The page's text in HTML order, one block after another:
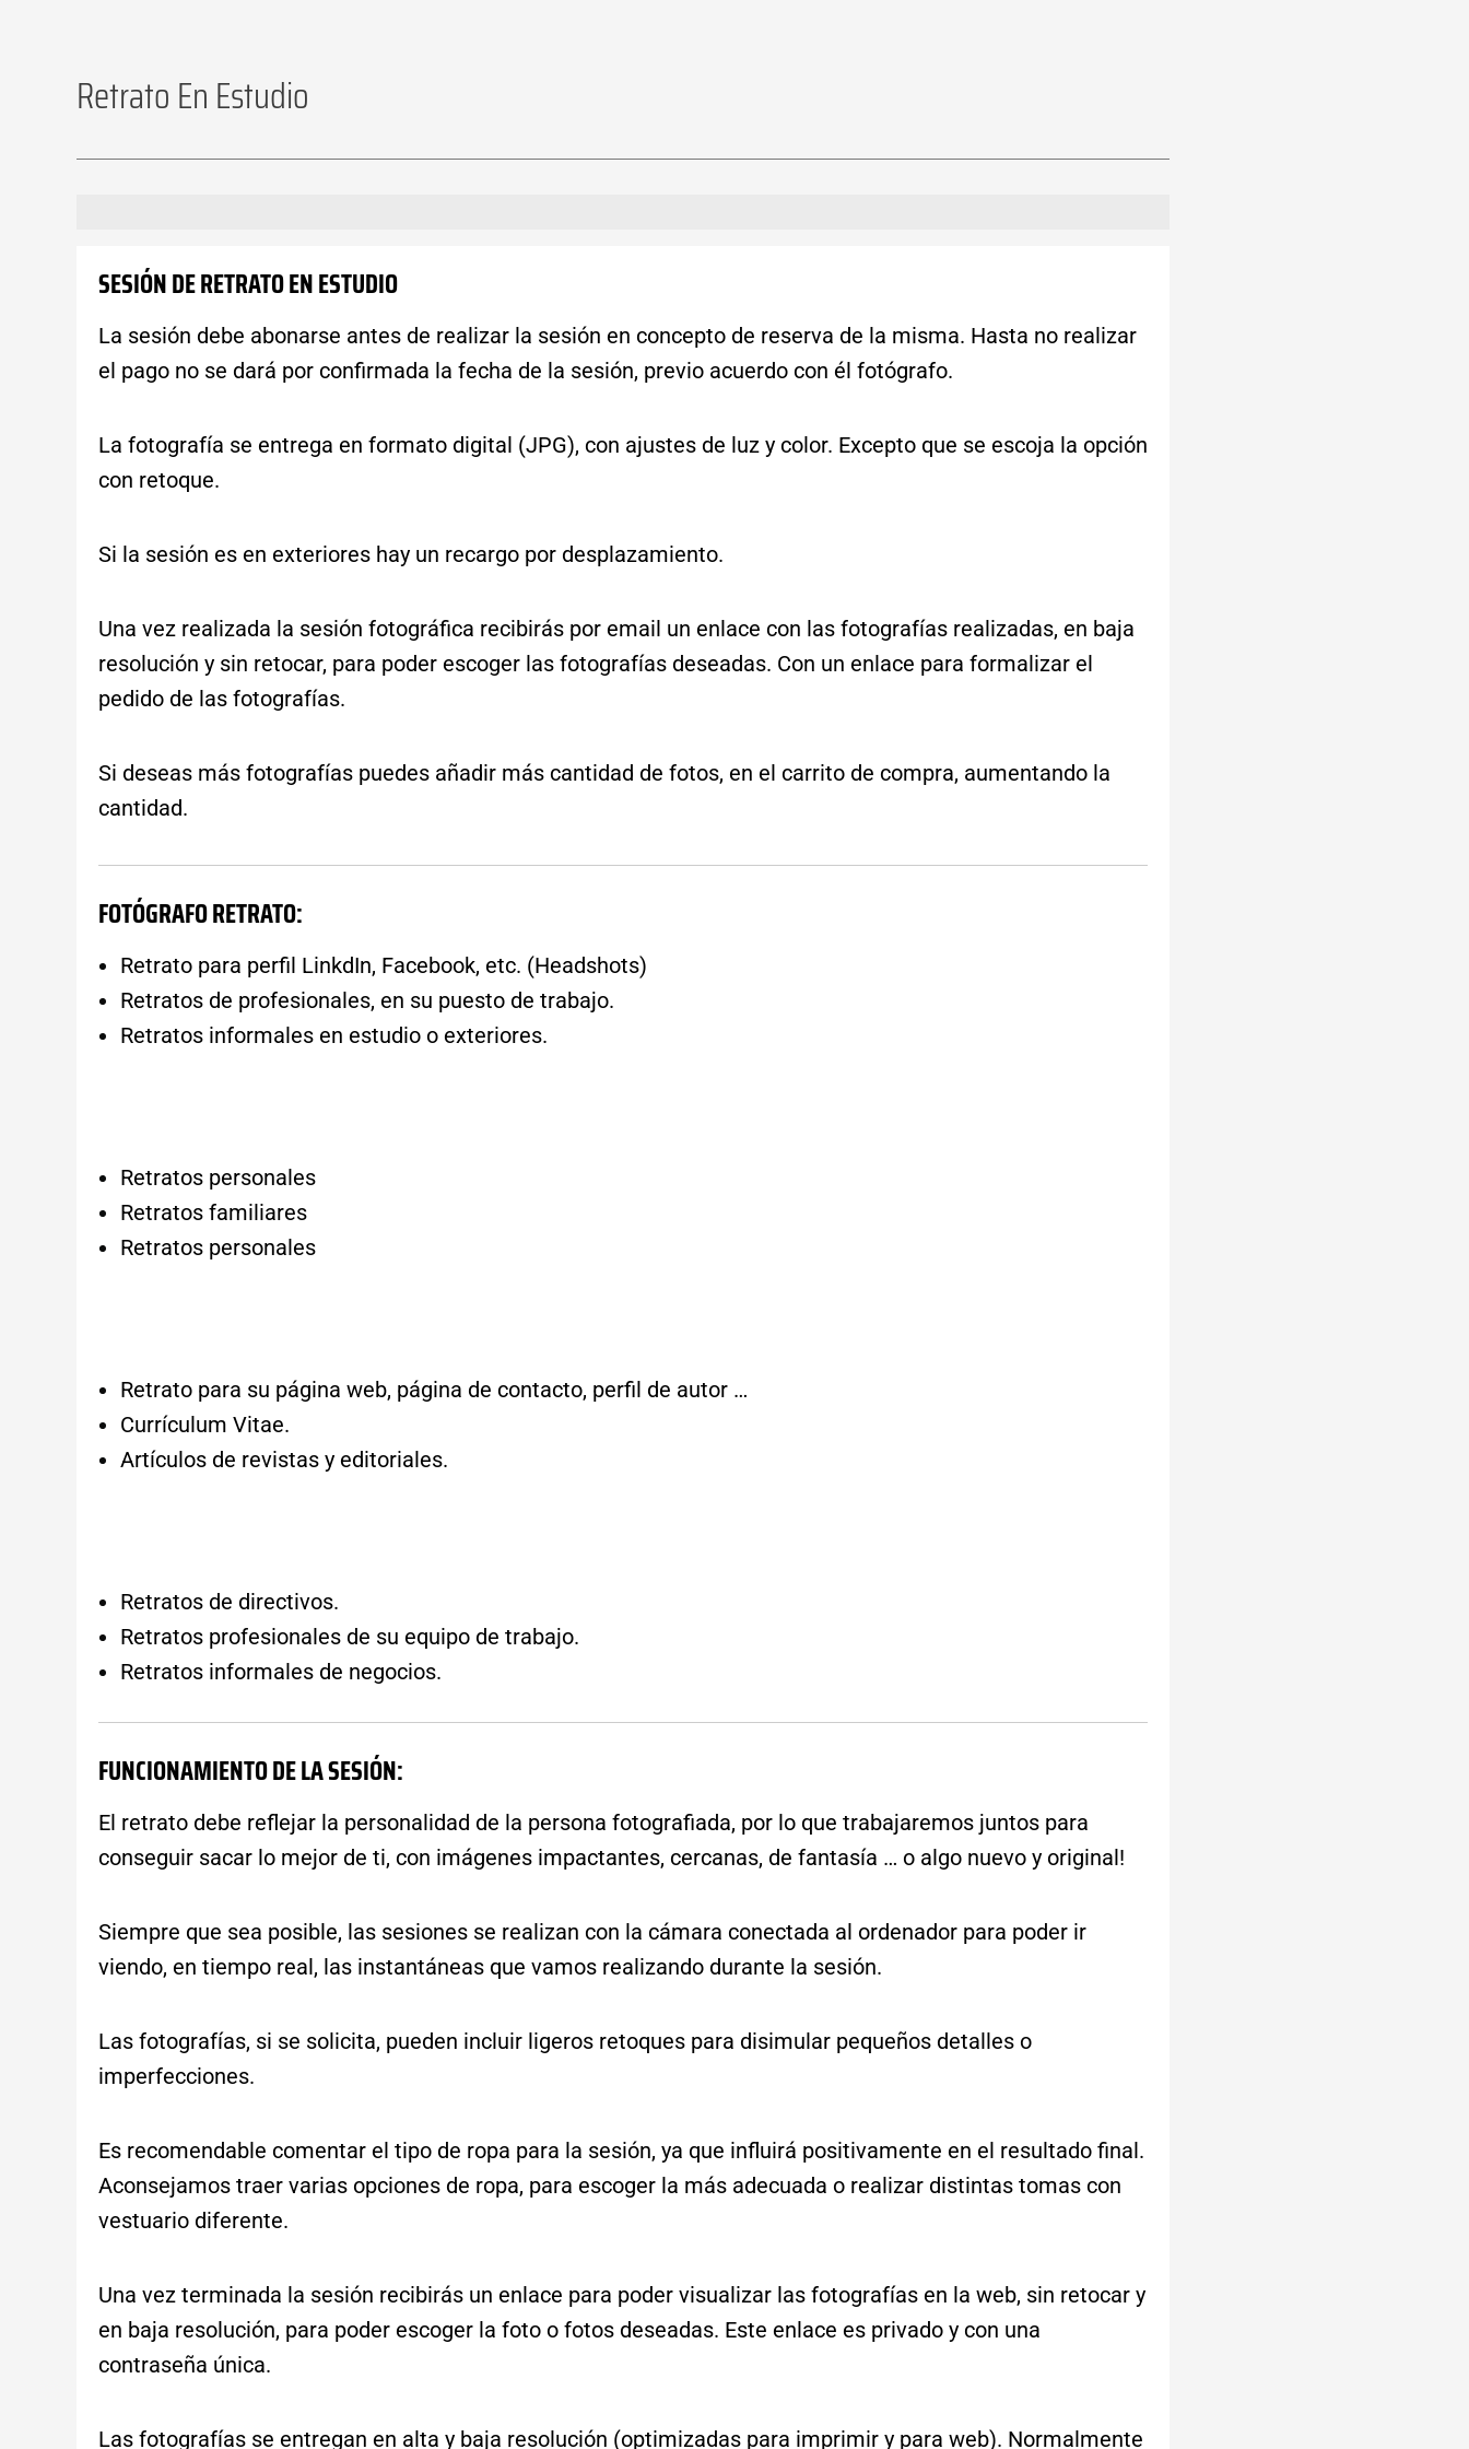
Retrato En Estudio
SESIÓN DE RETRATO EN ESTUDIO
La sesión debe abonarse antes de realizar la sesión en concepto de reserva de la misma. Hasta no realizar
el pago no se dará por confirmada la fecha de la sesión, previo acuerdo con él fotógrafo.
La fotografía se entrega en formato digital (JPG), con ajustes de luz y color. Excepto que se escoja la opción
con retoque.
Si la sesión es en exteriores hay un recargo por desplazamiento.
Una vez realizada la sesión fotográfica recibirás por email un enlace con las fotografías realizadas, en baja
resolución y sin retocar, para poder escoger las fotografías deseadas. Con un enlace para formalizar el
pedido de las fotografías.
Si deseas más fotografías puedes añadir más cantidad de fotos, en el carrito de compra, aumentando la
cantidad.
FOTÓGRAFO RETRATO:
Retrato para perfil LinkdIn, Facebook, etc. (Headshots)
Retratos de profesionales, en su puesto de trabajo.
Retratos informales en estudio o exteriores.
Retratos personales
Retratos familiares
Retratos personales
Retrato para su página web, página de contacto, perfil de autor …
Currículum Vitae.
Artículos de revistas y editoriales.
Retratos de directivos.
Retratos profesionales de su equipo de trabajo.
Retratos informales de negocios.
FUNCIONAMIENTO DE LA SESIÓN:
El retrato debe reflejar la personalidad de la persona fotografiada, por lo que trabajaremos juntos para
conseguir sacar lo mejor de ti, con imágenes impactantes, cercanas, de fantasía … o algo nuevo y original!
Siempre que sea posible, las sesiones se realizan con la cámara conectada al ordenador para poder ir
viendo, en tiempo real, las instantáneas que vamos realizando durante la sesión.
Las fotografías, si se solicita, pueden incluir ligeros retoques para disimular pequeños detalles o
imperfecciones.
Es recomendable comentar el tipo de ropa para la sesión, ya que influirá positivamente en el resultado final.
Aconsejamos traer varias opciones de ropa, para escoger la más adecuada o realizar distintas tomas con
vestuario diferente.
Una vez terminada la sesión recibirás un enlace para poder visualizar las fotografías en la web, sin retocar y
en baja resolución, para poder escoger la foto o fotos deseadas. Este enlace es privado y con una
contraseña única.
Las fotografías se entregan en alta y baja resolución (optimizadas para imprimir y para web). Normalmente